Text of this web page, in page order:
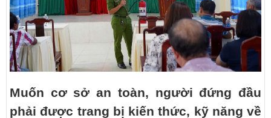
Muốn cơ sở an toàn, người đứng đầu
phải được trang bị kiến thức, kỹ năng về